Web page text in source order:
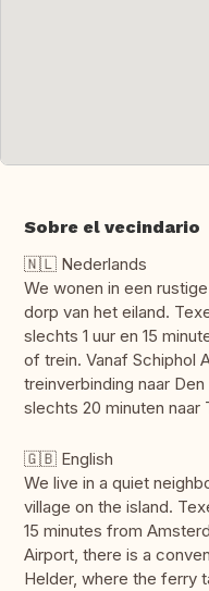
Sobre el vecindario
🇳🇱 Nederlands
We wonen in een
dorp van het eiland.
slechts 1 uur en 15
of trein. Vanaf Schiphol
treinverbinding naar
slechts 20 minuten naar
🇬🇧 English
We live in a quiet
village on the island.
15 minutes from
Airport, there is a
Helder, where the ferry